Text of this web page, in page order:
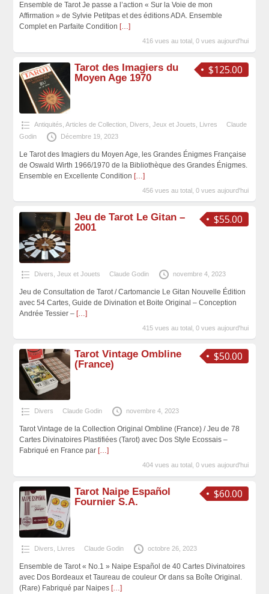
Ensemble de Tarot Je passe a l’action « Sur la Voie de mon
Affirmation » de Sylvie Petitpas et des éditions ADA. Ensemble
Complet en Parfaite Condition […]
416 vues au total, 0 vues aujourd'hui
$125.00
Tarot des Imagiers du
Moyen Age 1970
Antiquités, Articles de Collection, Divers Jeux et Jouets Livres
Claude
Godin
Décembre 19, 2023
Le Tarot des Imagiers du Moyen Age, les Grandes Énigmes Française
de Oswald Wirth 1966/1970 de la Bibliothèque des Grandes Énigmes.
Ensemble en Excellente Condition […]
456 vues au total, 0 vues aujourd'hui
$55.00
Jeu de Tarot Le Gitan –
2001
Divers Jeux et Jouets Claude Godin novembre 4, 2023
Jeu de Consultation de Tarot / Cartomancie Le Gitan Nouvelle Édition
avec 54 Cartes, Guide de Divination et Boite Original – Conception
Andrée Tessier – […]
415 vues au total, 0 vues aujourd'hui
$50.00
Tarot Vintage Ombline
(France)
Divers Claude Godin novembre 4, 2023
Tarot Vintage de la Collection Original Ombline (France) / Jeu de 78
Cartes Divinatoires Plastifiées (Tarot) avec Dos Style Ecossais –
Fabriqué en France par […]
404 vues au total, 0 vues aujourd'hui
$60.00
Tarot Naipe Español
Fournier S.A.
Divers Livres Claude Godin octobre 26, 2023
Ensemble de Tarot « No.1 » Naipe Español de 40 Cartes Divinatoires
avec Dos Bordeaux et Taureau de couleur Or dans sa Boîte Original.
(Rare) Fabriqué par Naipes […]